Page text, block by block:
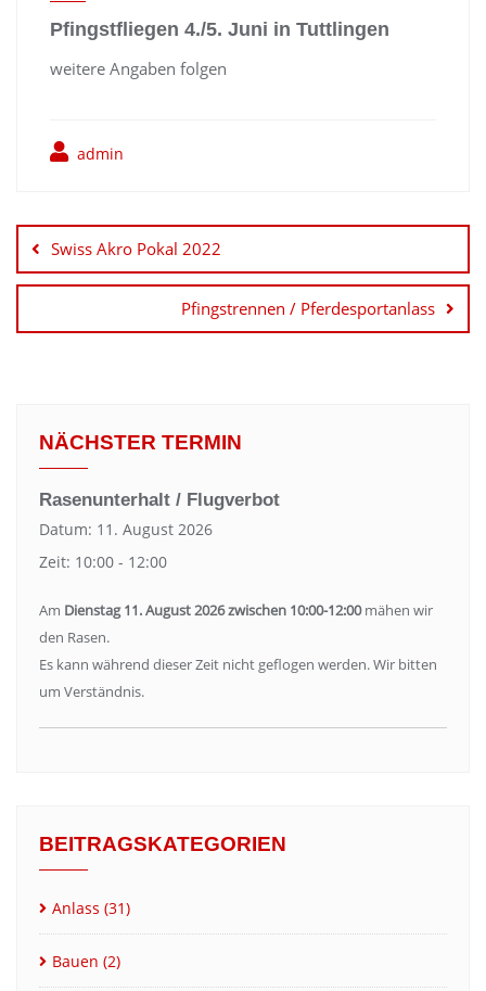
Pfingstfliegen 4./5. Juni in Tuttlingen
weitere Angaben folgen
admin
Swiss Akro Pokal 2022
Pfingstrennen / Pferdesportanlass
NÄCHSTER TERMIN
Rasenunterhalt / Flugverbot
Datum: 11. August 2026
Zeit: 10:00 - 12:00
Am Dienstag 11. August 2026 zwischen 10:00-12:00mähen wir
den Rasen.
Es kann während dieser Zeit nicht geflogen werden. Wir bitten
um Verständnis.
BEITRAGSKATEGORIEN
Anlass (31)
Bauen (2)